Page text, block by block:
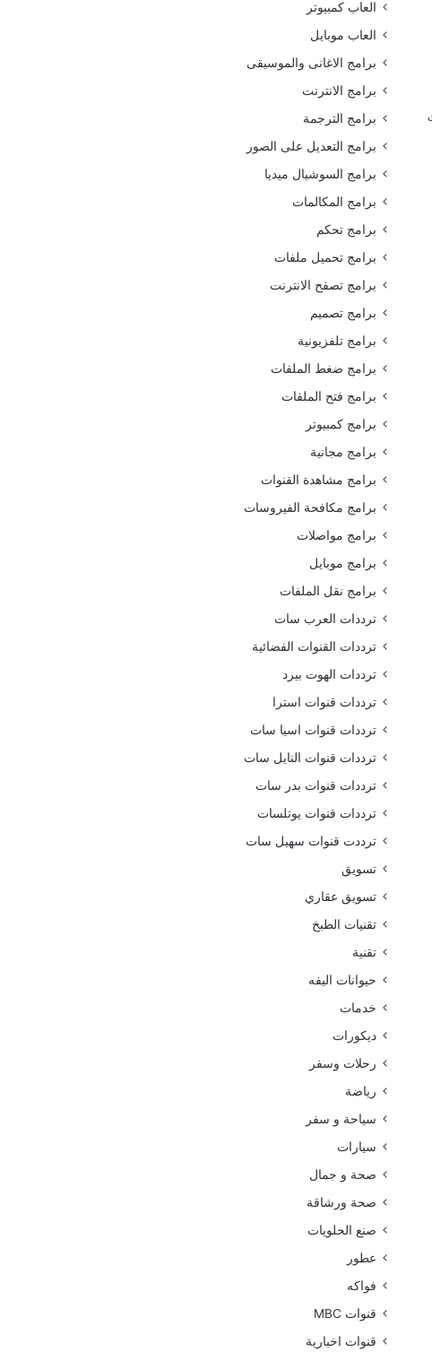
العاب كمبيوتر
العاب موبايل
برامج الاغانى والموسيقى
برامج الانترنت
برامج الترجمة
برامج التعديل على الصور
برامج السوشيال ميديا
برامج المكالمات
برامج تحكم
برامج تحميل ملفات
برامج تصفح الانترنت
برامج تصميم
برامج تلفزيونية
برامج ضغط الملفات
برامج فتح الملفات
برامج كمبيوتر
برامج مجانية
برامج مشاهدة القنوات
برامج مكافحة الفيروسات
برامج مواصلات
برامج موبايل
برامج نقل الملفات
ترددات العرب سات
ترددات القنوات الفضائية
ترددات الهوت بيرد
ترددات قنوات استرا
ترددات قنوات اسيا سات
ترددات قنوات النايل سات
ترددات قنوات بدر سات
ترددات قنوات يوتلسات
ترددت قنوات سهيل سات
تسويق
تسويق عقاري
تقنيات الطبخ
تقنية
حيوانات اليفه
خدمات
ديكورات
رحلات وسفر
رياضة
سياحة و سفر
سيارات
صحة و جمال
صحة ورشاقة
صنع الحلويات
عطور
فواكه
قنوات MBC
قنوات اخبارية